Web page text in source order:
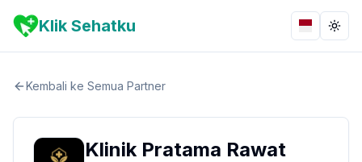
Klik Sehatku Bahasa
Kembali ke Semua Partner
Klinik Pratama Rawat